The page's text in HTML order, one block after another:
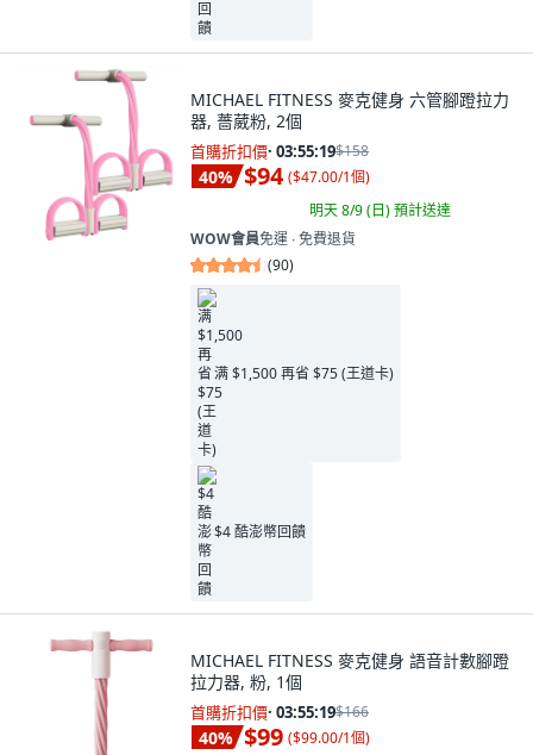
MICHAEL FITNESS 麥克健身 六管腳蹬拉力
器, 薔葳粉, 2個
首購折扣價· 03:55:18$158
40% $94 ($47.00/1個)
明天 8/9 (日)預計送達
WOW會員免運 ∙ 免費退貨
(90)
满 $1,500 再省 $75 (王道卡)
$4 酷澎幣回饋
MICHAEL FITNESS 麥克健身 語音計數腳蹬
拉力器, 粉, 1個
首購折扣價· 03:55:18$166
40% $99 ($99.00/1個)